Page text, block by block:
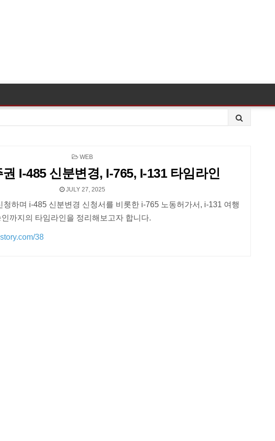
POSTED
WEB
I-485 신분변경, I-765, I-131 타임라인
JULY 27, 2025
청하며 i-485 신분변경 신청서를 비롯한 i-765 노동허가서, i-131 여행
까지의 타임라인을 정리해보고자 합니다.
38